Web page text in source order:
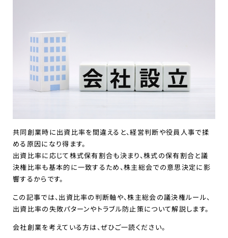
共同創業時に出資比率を間違えると、経営判断や役員人事で揉
める原因になり得ます。
出資比率に応じて株式保有割合も決まり、株式の保有割合と議
決権比率も基本的に一致するため、株主総会での意思決定に影
響するからです。
この記事では、出資比率の判断軸や、株主総会の議決権ルール、
出資比率の失敗パターンやトラブル防止策について解説します。
会社創業を考えている方は、ぜひご一読ください。